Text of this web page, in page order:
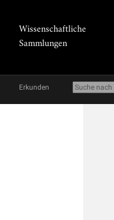
Wissenschaftliche
Sammlungen
Erkunden